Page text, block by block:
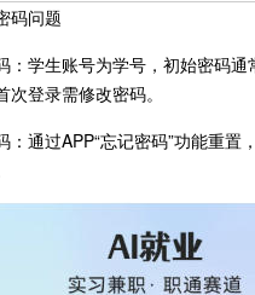
码问题
：学生账号为学号，初始密码通
次登录需修改密码。
：通过APP“忘记密码”功能重置